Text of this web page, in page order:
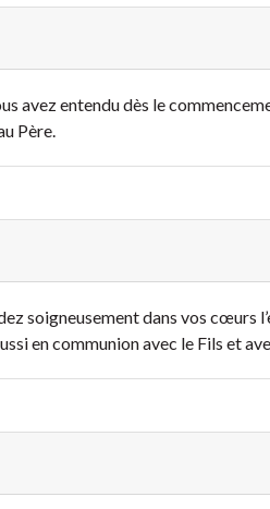
avez entendu dès le
Père.
soigneusement dans vos cœurs
en communion avec le Fils et